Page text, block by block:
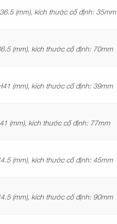
(mm), kích thước cố định: 35mm
(mm), kích thước cố định: 70mm
(mm), kích thước cố định: 39mm
(mm), kích thước cố định: 77mm
(mm), kích thước cố định: 45mm
(mm), kích thước cố định: 90mm